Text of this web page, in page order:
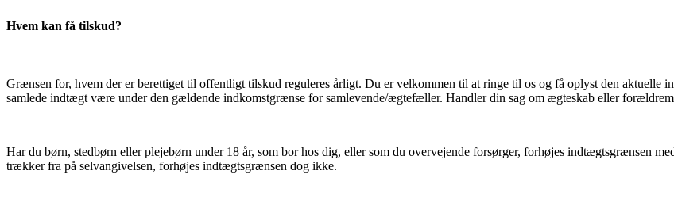
Hvem kan få tilskud?
Grænsen for, hvem der er berettiget til offentligt tilskud reguleres årligt. Du er velkommen til at ringe til os og få oplyst den aktuelle
samlede indtægt være under den gældende indkomstgrænse for samlevende/ægtefæller. Handler din sag om ægteskab eller
Har du børn, stedbørn eller plejebørn under 18 år, som bor hos dig, eller som du overvejende forsørger, forhøjes indtægtsgrænsen
trækker fra på selvangivelsen, forhøjes indtægtsgrænsen dog ikke.